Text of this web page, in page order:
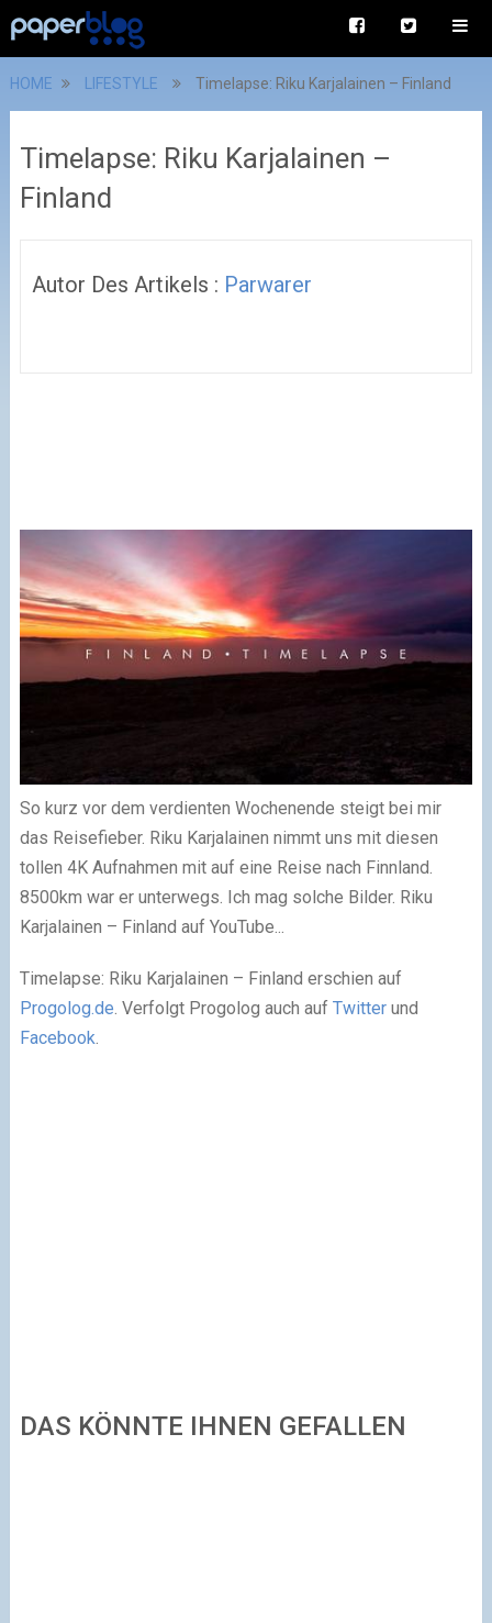
HOME LIFESTYLE Timelapse: Riku Karjalainen – Finland
Timelapse: Riku Karjalainen –
Finland
Autor Des Artikels : Parwarer
So kurz vor dem verdienten Wochenende steigt bei mir
das Reisefieber. Riku Karjalainen nimmt uns mit diesen
tollen 4K Aufnahmen mit auf eine Reise nach Finnland.
8500km war er unterwegs. Ich mag solche Bilder. Riku
Karjalainen – Finland auf YouTube...
Timelapse: Riku Karjalainen – Finland erschien auf
Progolog.de. Verfolgt Progolog auch auf Twitterund
Facebook.
DAS KÖNNTE IHNEN GEFALLEN